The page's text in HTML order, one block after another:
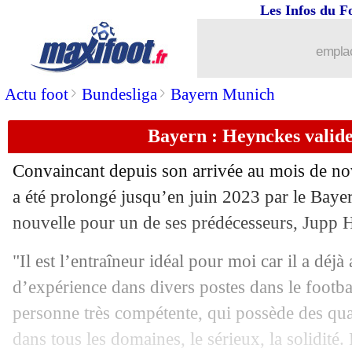
Actu foot> Bundesliga> Bayern Munich
Les Infos du
Bayern : Heynckes
Convaincant depuis son arrivée au mois de
a été prolongé jusqu’en juin 2023 par le
nouvelle pour un de ses prédécesseurs, Jupp
"Il est l’entraîneur idéal pour moi car il a déjà
d’expérience dans divers postes dans le
personne très compétente, qui possède des
dans tous les domaines, le sérieux, la
: Varane est intransférable
06/04 Coronavirus: décès de la mère de
: Messi à l'Inter, Moratti y croit
06/04 OM: Alvaro va bel et bien rester
06/04 PSG: coronavirus, Caïazzo rend
06/04 VIDEO: en prison, Ronnie se fait des
06/04 Lyon : vers une bataille City-Juve